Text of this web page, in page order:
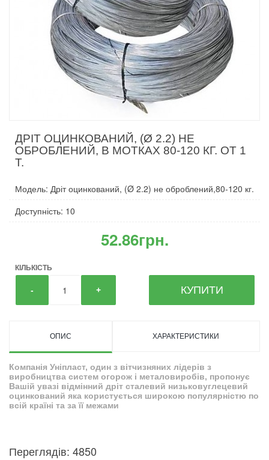
ДРІТ ОЦИНКОВАНИЙ, (Ø 2.2) НЕ
ОБРОБЛЕНИЙ, В МОТКАХ 80-120 КГ. ОТ 1
Т.
Модель: Дріт оцинкований, (Ø 2.2) не оброблений,80-120 кг.
Доступність: 10
52.86грн.
КІЛЬКІСТЬ
- + КУПИТИ
ОПИС ХАРАКТЕРИСТИКИ
Компанія Уніпласт, один з вітчизняних лідерів з
виробництва систем огорож і металовиробів, пропонує
Вашій увазі відмінний дріт сталевий низьковуглецевий
оцинкований яка користується широкою популярністю по
всій країні та за її межами
Переглядів: 4850